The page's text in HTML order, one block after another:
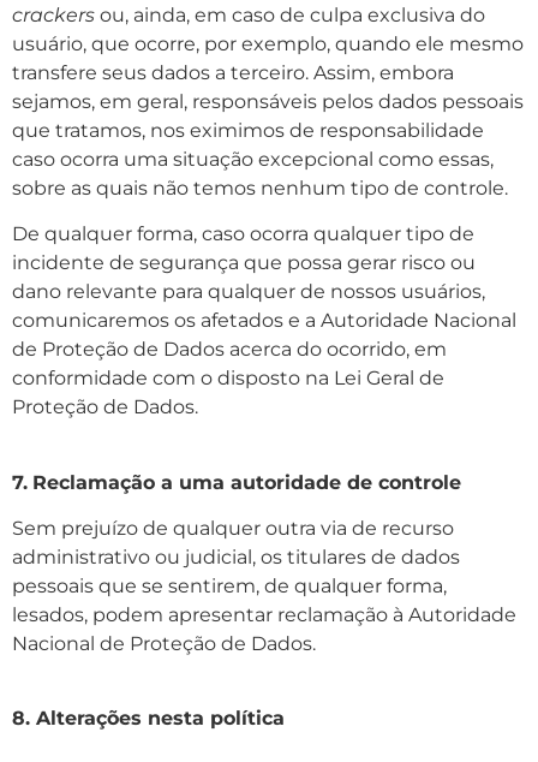
crackers ou, ainda, em caso de culpa exclusiva do
usuário, que ocorre, por exemplo, quando ele mesmo
transfere seus dados a terceiro. Assim, embora
sejamos, em geral, responsáveis pelos dados pessoais
que tratamos, nos eximimos de responsabilidade
caso ocorra uma situação excepcional como essas,
sobre as quais não temos nenhum tipo de controle.
De qualquer forma, caso ocorra qualquer tipo de
incidente de segurança que possa gerar risco ou
dano relevante para qualquer de nossos usuários,
comunicaremos os afetados e a Autoridade Nacional
de Proteção de Dados acerca do ocorrido, em
conformidade com o disposto na Lei Geral de
Proteção de Dados.
7. Reclamação a uma autoridade de controle
Sem prejuízo de qualquer outra via de recurso
administrativo ou judicial, os titulares de dados
pessoais que se sentirem, de qualquer forma,
lesados, podem apresentar reclamação à Autoridade
Nacional de Proteção de Dados.
8. Alterações nesta política